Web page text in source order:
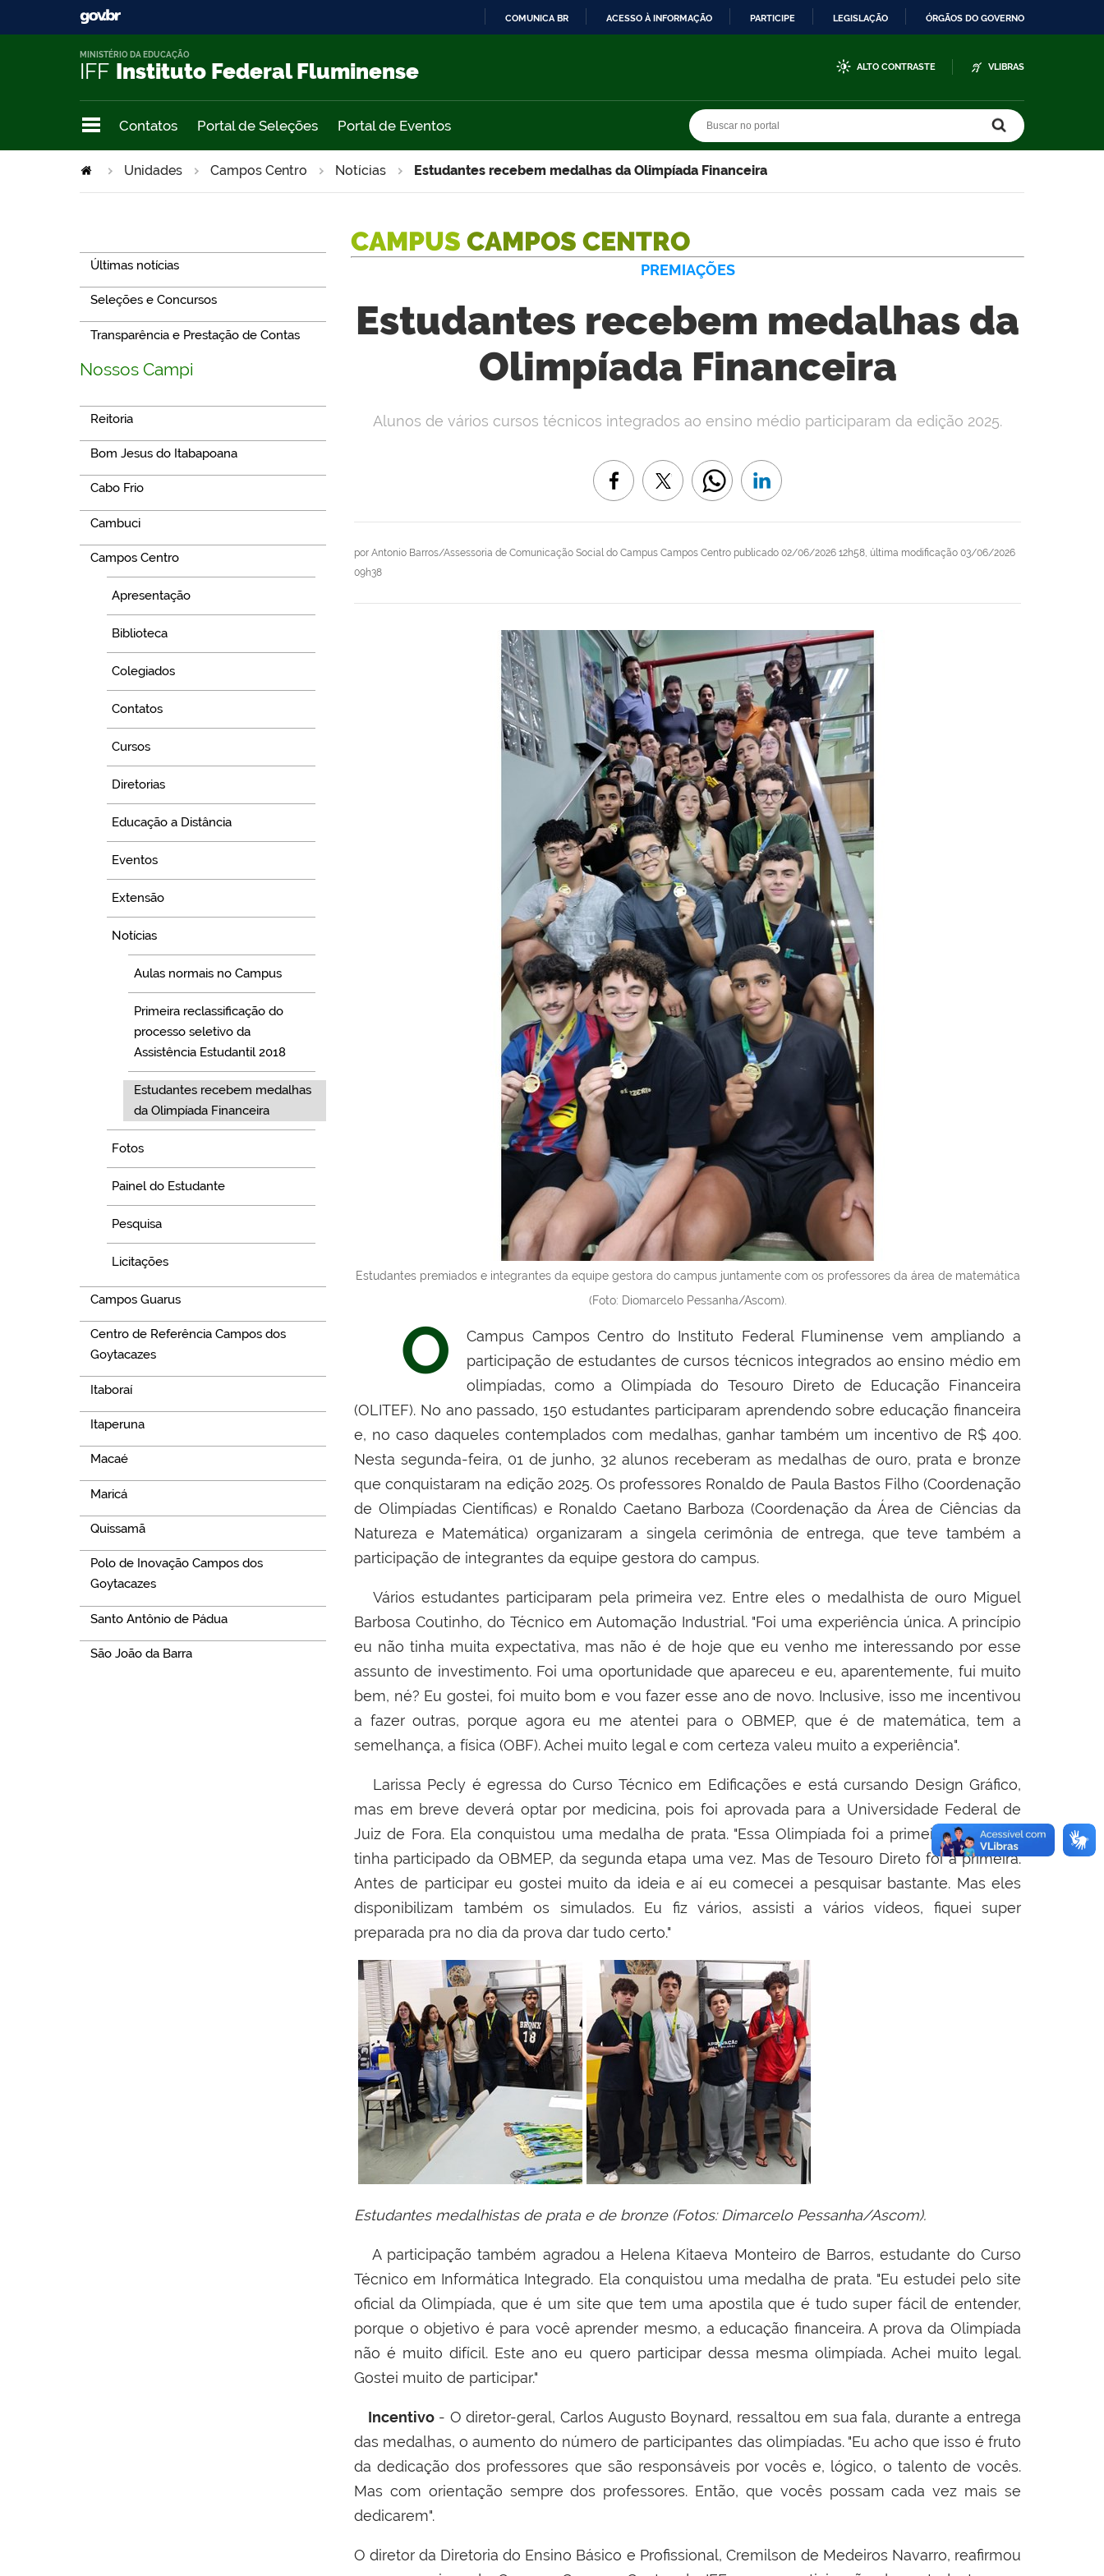
COMUNICA BR ACESSO À INFORMAÇÃO PARTICIPE LEGISLAÇÃO ÓRGÃOS DO GOVERNO
IFF Instituto Federal Fluminense
MINISTÉRIO DA EDUCAÇÃO
ALTO CONTRASTE VLIBRAS
Contatos Portal de Seleções Portal de Eventos
Unidades Campos Centro Notícias Estudantes recebem medalhas da Olimpíada Financeira
Últimas notícias
Seleções e Concursos
Transparência e Prestação de Contas
Nossos Campi
Reitoria
Bom Jesus do Itabapoana
Cabo Frio
Cambuci
Campos Centro
Apresentação
Biblioteca
Colegiados
Contatos
Cursos
Diretorias
Educação a Distância
Eventos
Extensão
Notícias
Aulas normais no Campus
Primeira reclassificação do
processo seletivo da
Assistência Estudantil 2018
Estudantes recebem medalhas
da Olimpíada Financeira
Fotos
Painel do Estudante
Pesquisa
Licitações
Campos Guarus
Centro de Referência Campos dos
Goytacazes
Itaboraí
Itaperuna
Macaé
Maricá
Quissamã
Polo de Inovação Campos dos
Goytacazes
Santo Antônio de Pádua
São João da Barra
CAMPUS CAMPOS CENTRO
PREMIAÇÕES
Estudantes recebem medalhas da
Olimpíada Financeira
por Antonio Barros/Assessoria de Comunicação Social do Campus Campos Centro publicado 02/06/2026 12h58, última modificação 03/06/2026
09h38
Alunos de vários cursos técnicos integrados ao ensino médio participaram da edição 2025.
Estudantes premiados e integrantes da equipe gestora do campus juntamente com os professores da área de matemática
(Foto: Diomarcelo Pessanha/Ascom).
O
Campus Campos Centro do Instituto Federal Fluminense vem ampliando a
participação de estudantes de cursos técnicos integrados ao ensino médio em
olimpíadas, como aOlimpíada do Tesouro Direto de Educação Financeira
(OLITEF). No ano passado, 150 estudantes participaram aprendendo sobre educação financeira
e, no caso daqueles contemplados com medalhas, ganhar também um incentivo de R$ 400.
Nesta segunda-feira, 01 de junho, 32 alunos receberam as medalhas de ouro, prata e bronze
que conquistaram na edição 2025. Os professores Ronaldo de Paula Bastos Filho (Coordenação
de Olimpíadas Científicas) e Ronaldo Caetano Barboza (Coordenação da Área de Ciências da
Natureza e Matemática) organizaram a singela cerimônia de entrega, que teve também a
participação de integrantes da equipe gestora do campus.
Vários estudantes participaram pela primeira vez. Entre eles o medalhista de ouro Miguel
Barbosa Coutinho, do Técnico em Automação Industrial. "Foi uma experiência única. A princípio
eu não tinha muita expectativa, mas não é de hoje que eu venho me interessando por esse
assunto de investimento. Foi uma oportunidade que apareceu e eu, aparentemente, fui muito
bem, né? Eu gostei, foi muito bom e vou fazer esse ano de novo. Inclusive, isso me incentivou
a fazer outras, porque agora eu me atentei para o OBMEP, que é de matemática, tem a
semelhança, a física (OBF). Achei muito legal e com certeza valeu muito a experiência".
Larissa Pecly é egressa do Curso Técnico em Edificações e está cursando Design Gráfico,
mas em breve deverá optar por medicina, pois foi aprovada para a Universidade Federal de
Juiz de Fora. Ela conquistou uma medalha de prata. "Essa Olimpíada foi a primeira vez. Eu já
tinha participado da OBMEP, da segunda etapa uma vez. Mas de Tesouro Direto foi a primeira.
Antes de participar eu gostei muito da ideia e aí eu comecei a pesquisar bastante. Mas eles
disponibilizam também os simulados. Eu fiz vários, assisti a vários vídeos, fiquei super
preparada pra no dia da prova dar tudo certo."
Estudantes medalhistas de prata e de bronze (Fotos: Dimarcelo Pessanha/Ascom).
A participação também agradou a Helena Kitaeva Monteiro de Barros, estudante do Curso
Técnico em Informática Integrado. Ela conquistou uma medalha de prata. "Eu estudei pelo site
oficial da Olimpíada, que é um site que tem uma apostila que é tudo super fácil de entender,
porque o objetivo é para você aprender mesmo, a educação financeira. A prova da Olimpíada
não é muito difícil. Este ano eu quero participar dessa mesma olimpíada. Achei muito legal.
Gostei muito de participar."
Incentivo- O diretor-geral, Carlos Augusto Boynard, ressaltou em sua fala, durante a entrega
das medalhas, o aumento do número de participantes das olimpíadas. "Eu acho que isso é fruto
da dedicação dos professores que são responsáveis por vocês e, lógico, o talento de vocês.
Mas com orientação sempre dos professores. Então, que vocês possam cada vez mais se
dedicarem".
O diretor da Diretoria do Ensino Básico e Profissional, Cremilson de Medeiros Navarro, reafirmou